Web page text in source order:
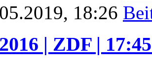
18:26
| ZDF |